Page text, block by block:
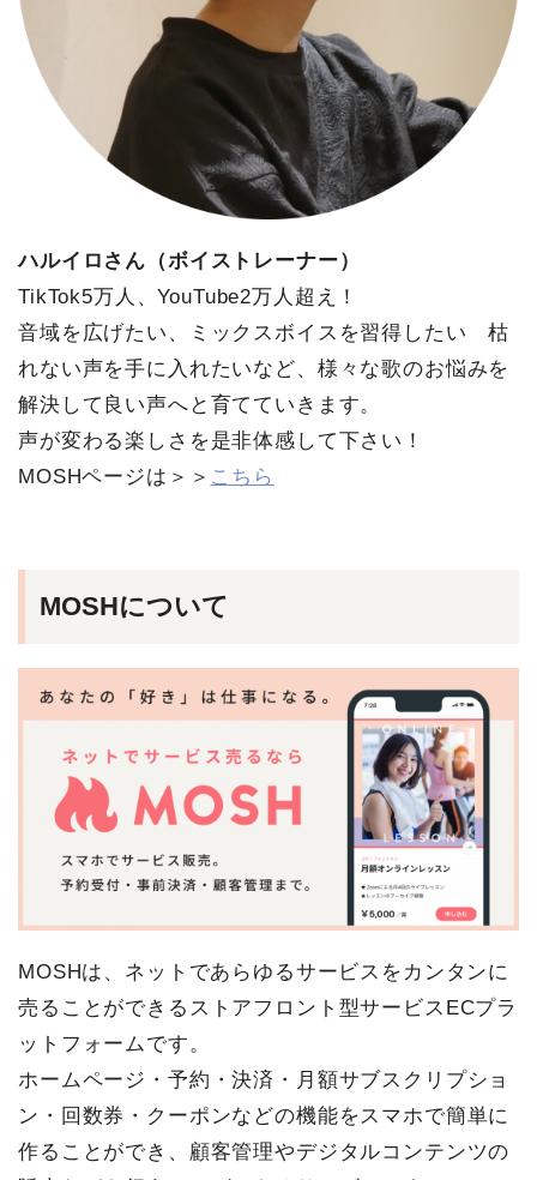
ハルイロさん（ボイストレーナー）
TikTok5万人、YouTube2万人超え！
音域を広げたい、ミックスボイスを習得したい 枯
れない声を手に入れたいなど、様々な歌のお悩みを
解決して良い声へと育てていきます。
声が変わる楽しさを是非体感して下さい！
MOSHページは＞＞ こちら
MOSHについて
MOSHは、ネットであらゆるサービスをカンタンに
売ることができるストアフロント型サービスECプラ
ットフォームです。
ホームページ・予約・決済・月額サブスクリプショ
ン・回数券・クーポンなどの機能をスマホで簡単に
作ることができ、顧客管理やデジタルコンテンツの